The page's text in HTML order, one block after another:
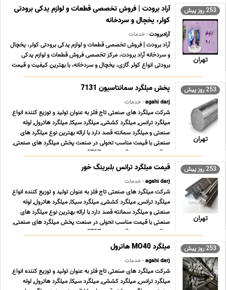
253 روز پیش
تهران
آراد برودت | فروش تخصصی قطعات و لوازم یدکی برودتی
کولر، یخچال و سردخانه
آرادبرودت- خدمات
آراد برودت | فروش تخصصی قطعات و لوازم یدکی برودتی کولر، یخچال
و سردخانه آراد برودت، مرکز تخصصی فروش قطعات و لوازم یدکی
برودتی انواع کولر گازی، یخچال و سردخانه، با بهترین کیفیت و قیمت
مناسب در تهران. محصولات و خدمات ما کمپرسور کولر گازی، یخچال،
سردخانه و خودرو پمپ وکیوم و تعمیر ان ... ...
253 روز پیش
تهران
agahi darj- خدمات
شرکت میلگرد های صنعتی تاج فلز به عنوان تولید و توزیع کننده انواع
میلگرد ترانس, میلگرد کششی, میلگرد سیکا, میلگرد هاترول, لوله
صنعتی و میلگرد سمانته قصد دارد با ارائه بهترین نوع میلگرد های
صنعتی با قیمت مناسب تحولی در صنعت پخش میلگرد های صنعتی,
میلگرد ترانس, میلگرد ترانسی ST37 , می ... ...
253 روز پیش
تهران
agahi darj- خدمات
شرکت میلگرد های صنعتی تاج فلز به عنوان تولید و توزیع کننده انواع
میلگرد ترانس, میلگرد کششی, میلگرد سیکا, میلگرد هاترول, لوله
صنعتی و میلگرد سمانته قصد دارد با ارائه بهترین نوع میلگرد های
صنعتی با قیمت مناسب تحولی در صنعت پخش میلگرد های صنعتی,
میلگرد ترانس, میلگرد ترانسی ST37 , می ... ...
253 روز پیش
agahi darj- خدمات
شرکت میلگرد های صنعتی تاج فلز به عنوان تولید و توزیع کننده انواع
میلگرد ترانس, میلگرد کششی, میلگرد سیکا, میلگرد هاترول, لوله